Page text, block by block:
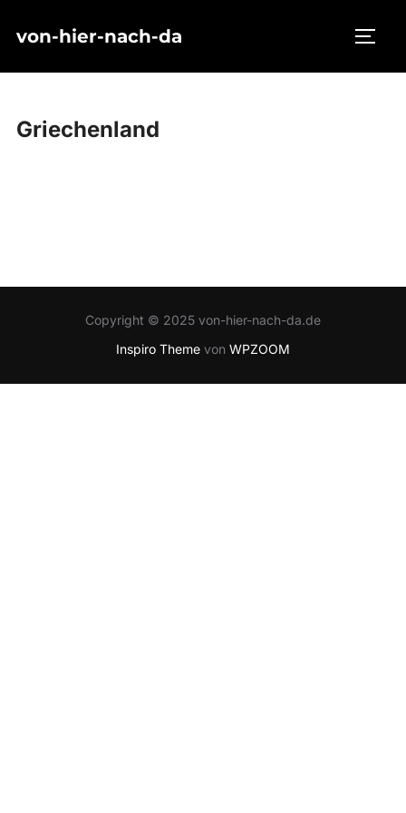
Inhaltvon-hier-nach-da
Griechenland
Copyright © 2025 von-hier-nach-da.de
Inspiro Theme von WPZOOM